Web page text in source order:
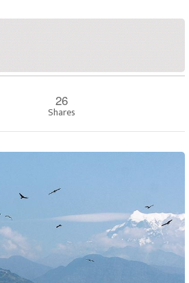
26
Shares